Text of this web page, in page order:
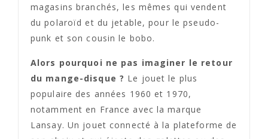
magasins branchés, les mêmes qui vendent
du polaroïd et du jetable, pour le pseudo-
punk et son cousin le bobo.
Alors pourquoi ne pas imaginer le retour
du mange-disque ? Le jouet le plus
populaire des années 1960 et 1970,
notamment en France avec la marque
Lansay. Un jouet connecté à la plateforme de